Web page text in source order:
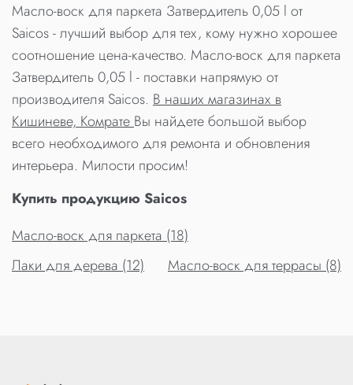
Масло-воск для паркета Затвердитель 0,05 l от
Saicos - лучший выбор для тех, кому нужно хорошее
соотношение цена-качество. Масло-воск для паркета
Затвердитель 0,05 l - поставки напрямую от
производителя Saicos. В наших магазинах в
Кишиневе, КомратеВы найдете большой выбор
всего необходимого для ремонта и обновления
интерьера. Милости просим!
Купить продукцию Saicos
Масло-воск для паркета (18)
Лаки для дерева (12)
Масло-воск для террасы (8)